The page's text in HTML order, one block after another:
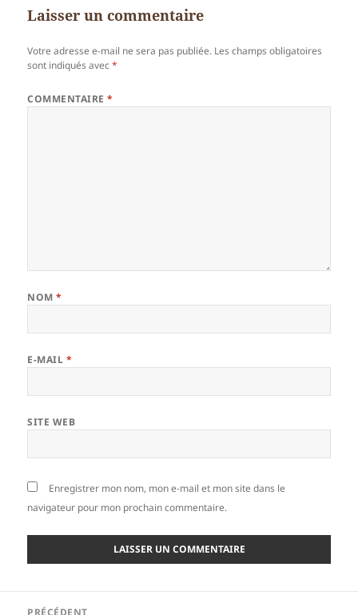
Laisser un commentaire
Votre adresse e-mail ne sera pas publiée. Les champs obligatoires
sont indiqués avec*
COMMENTAIRE*
NOM*
E-MAIL *
SITE WEB
Enregistrer mon nom, mon e-mail et mon site dans le
navigateur pour mon prochain commentaire.